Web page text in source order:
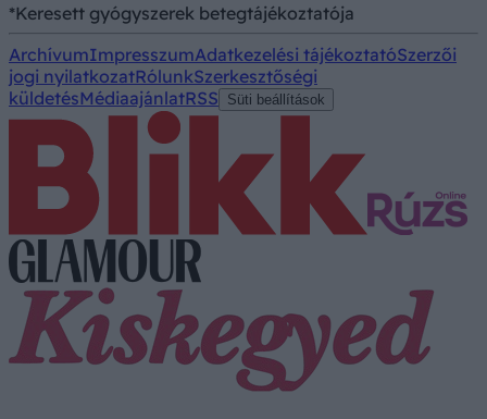
*Keresett gyógyszerek betegtájékoztatója
ArchívumImpresszumAdatkezelési tájékoztatóSzerzői
jogi nyilatkozatRólunkSzerkesztőségi
küldetésMédiaajánlatRSS Süti beállítások